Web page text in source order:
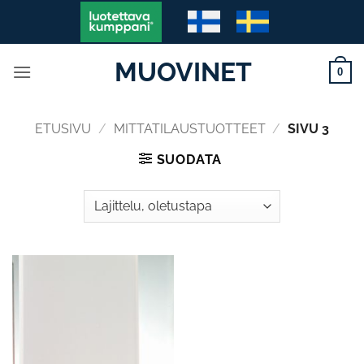
MUOVINET 0
ETUSIVU / MITTATILAUSTUOTTEET / SIVU 3
SUODATA